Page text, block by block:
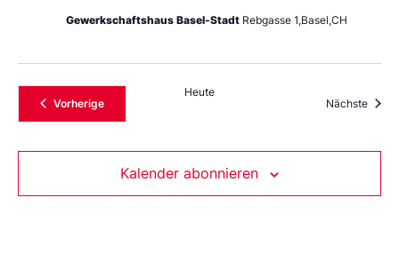
Gewerkschaftshaus Basel-Stadt Rebgasse 1,Basel,CH
VorherigeVeranstaltungen
Heute
Nächste
Kalender abonnieren